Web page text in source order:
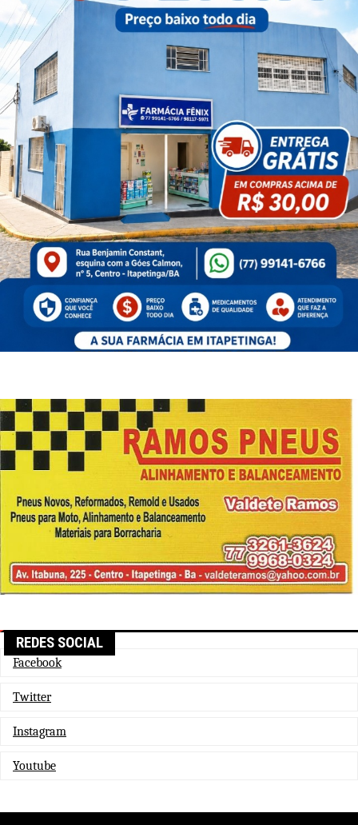
REDES SOCIAL
Facebook
Twitter
Instagram
Youtube